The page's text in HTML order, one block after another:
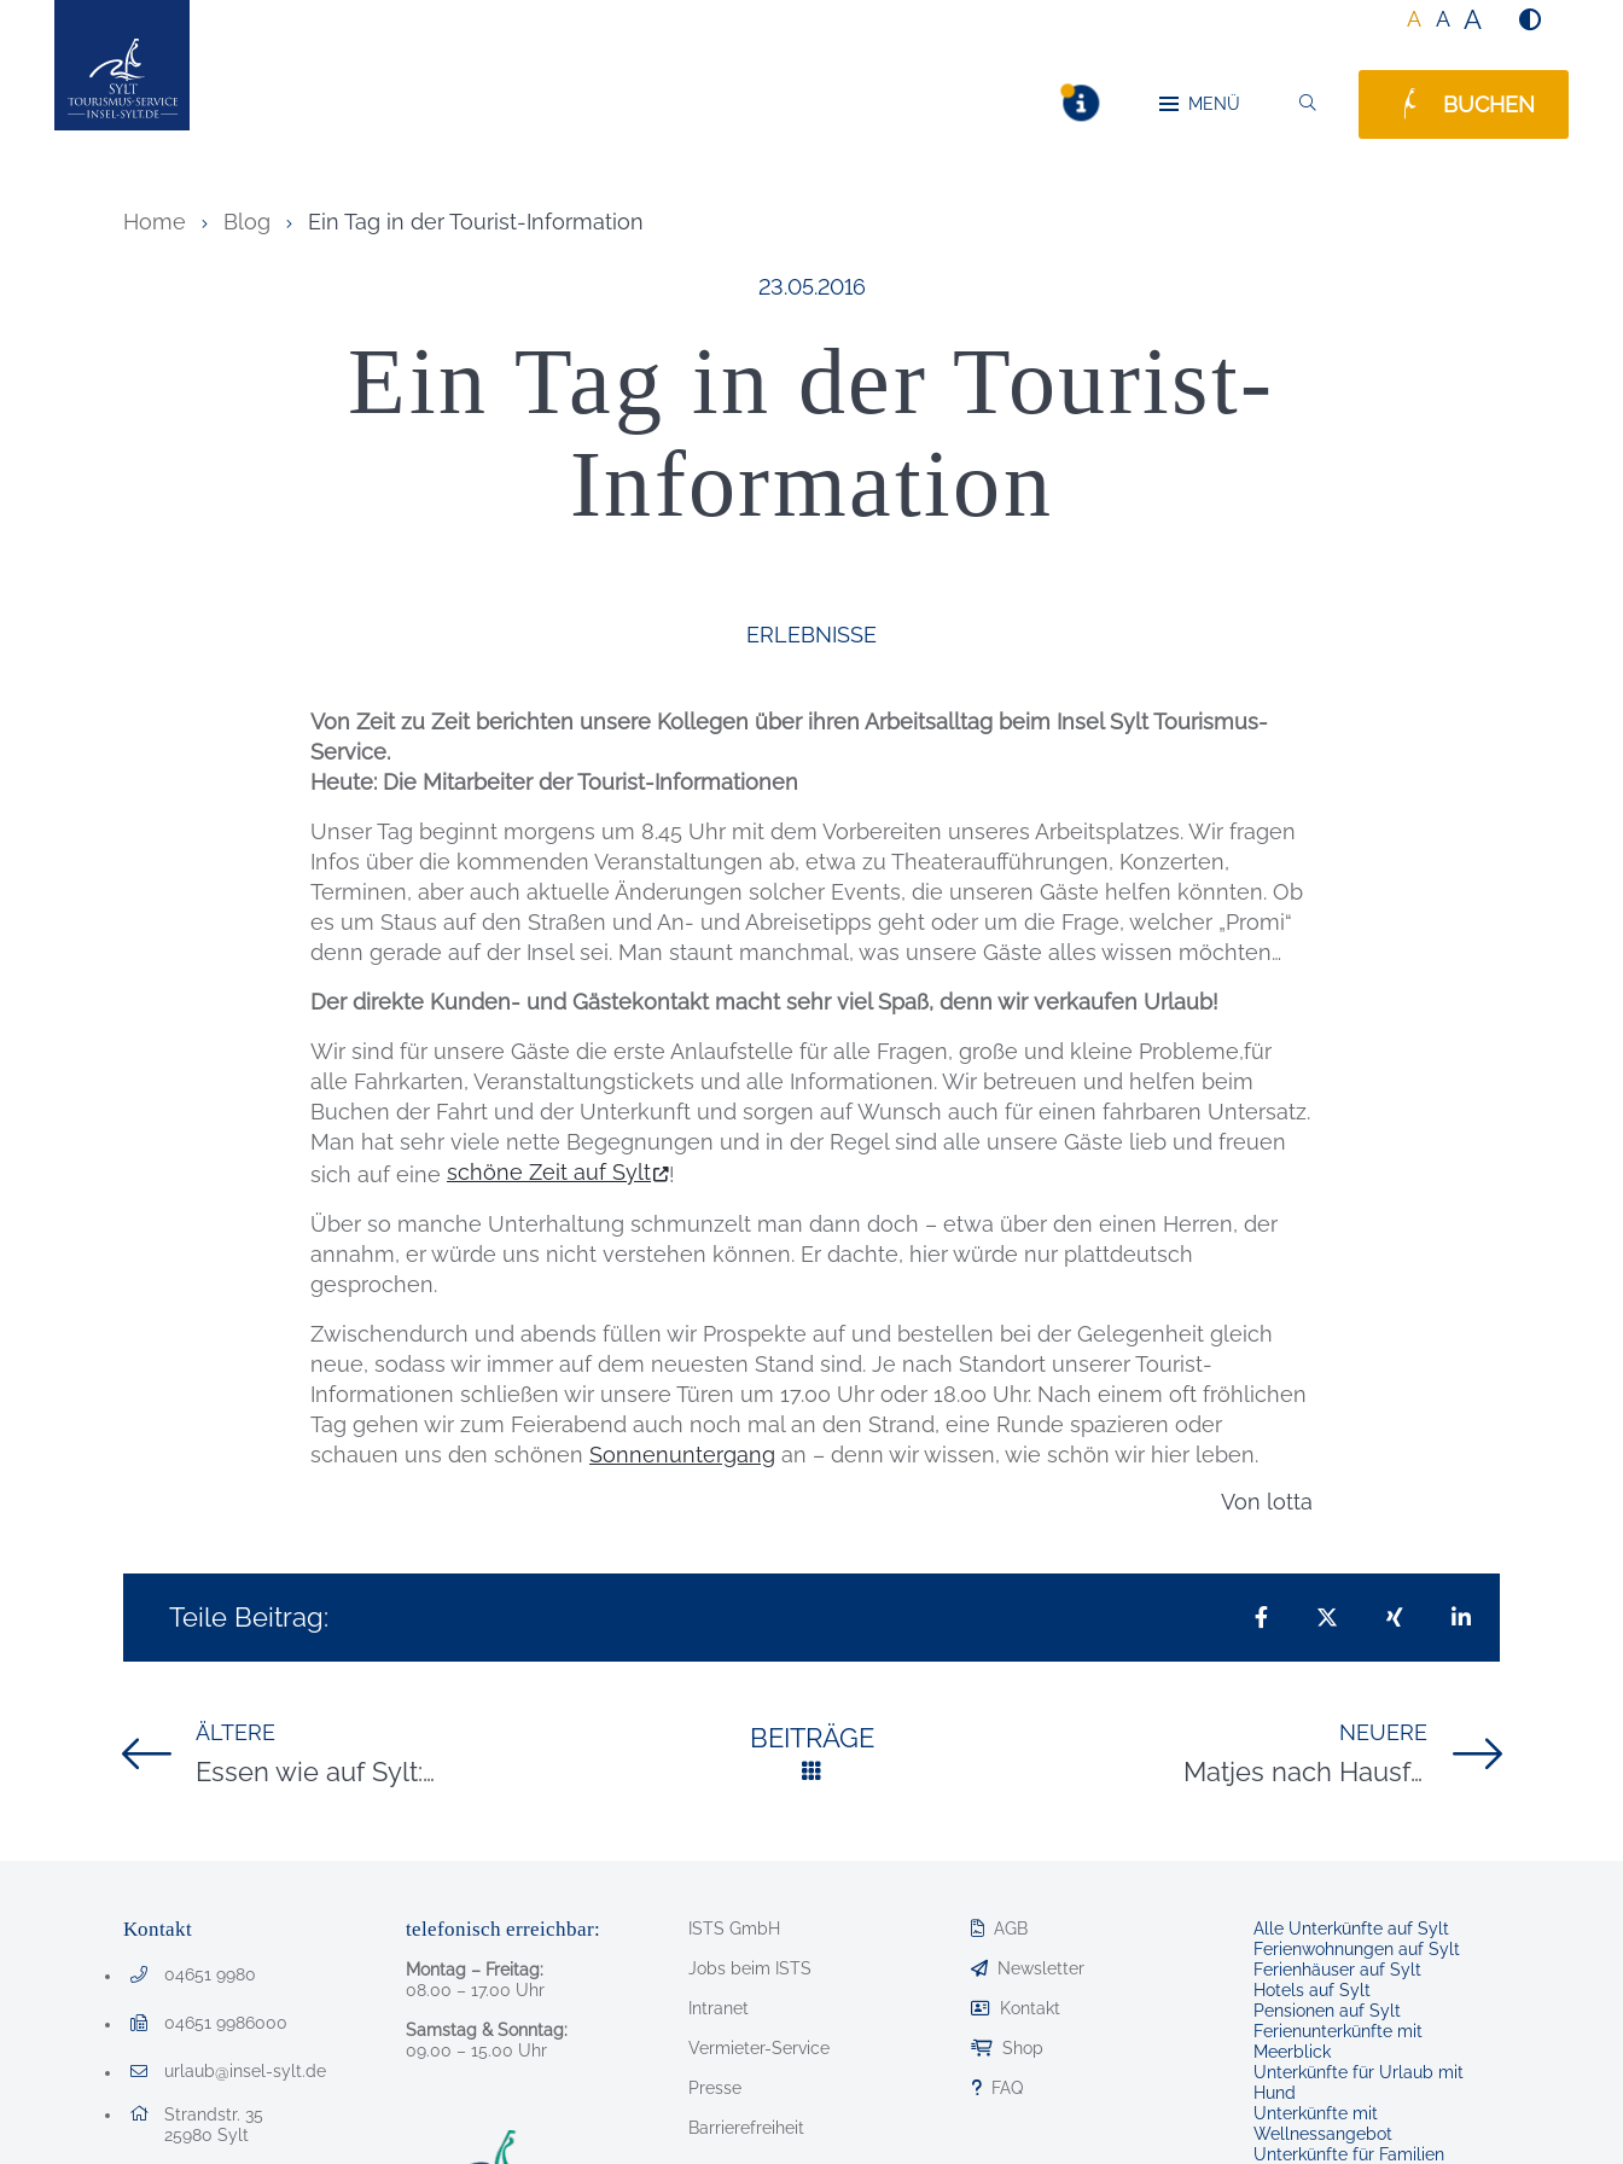
A A A
Insel Sylt MENÜ BUCHEN
Home Blog Ein Tag in der Tourist-Information
Veröffentlicht am:
23.05.2016
Ein Tag in der Tourist-
Information
ERLEBNISSE
Von Zeit zu Zeit berichten unsere Kollegen über ihren Arbeitsalltag beim Insel Sylt Tourismus-
Service.
Heute: Die Mitarbeiter der Tourist-Informationen
Unser Tag beginnt morgens um 8.45 Uhr mit dem Vorbereiten unseres Arbeitsplatzes. Wir fragen
Infos über die kommenden Veranstaltungen ab, etwa zu Theateraufführungen, Konzerten,
Terminen, aber auch aktuelle Änderungen solcher Events, die unseren Gäste helfen könnten. Ob
es um Staus auf den Straßen und An- und Abreisetipps geht oder um die Frage, welcher „Promi“
denn gerade auf der Insel sei. Man staunt manchmal, was unsere Gäste alles wissen möchten…
Der direkte Kunden- und Gästekontakt macht sehr viel Spaß, denn wir verkaufen Urlaub!
Wir sind für unsere Gäste die erste Anlaufstelle für alle Fragen, große und kleine Probleme,für
alle Fahrkarten, Veranstaltungstickets und alle Informationen. Wir betreuen und helfen beim
Buchen der Fahrt und der Unterkunft und sorgen auf Wunsch auch für einen fahrbaren Untersatz.
Man hat sehr viele nette Begegnungen und in der Regel sind alle unsere Gäste lieb und freuen
sich auf eine schöne Zeit auf Sylt
!
Über so manche Unterhaltung schmunzelt man dann doch – etwa über den einen Herren, der
annahm, er würde uns nicht verstehen können. Er dachte, hier würde nur plattdeutsch
gesprochen.
Zwischendurch und abends füllen wir Prospekte auf und bestellen bei der Gelegenheit gleich
neue, sodass wir immer auf dem neuesten Stand sind. Je nach Standort unserer Tourist-
Informationen schließen wir unsere Türen um 17.00 Uhr oder 18.00 Uhr. Nach einem oft fröhlichen
Tag gehen wir zum Feierabend auch noch mal an den Strand, eine Runde spazieren oder
schauen uns den schönen Sonnenuntergang an – denn wir wissen, wie schön wir hier leben.
Von lotta
Teile Beitrag: Teilen auf Facebook
Teilen auf XTeilen auf Xing
Teilen auf
ÄLTERE
Titel für Beitrag
Essen wie auf Sylt: Friesentorte
BEITRÄGE NEUERE
Titel für Beitrag
Matjes nach Hausfrauenart
Kontakt
04651 9980
Telefonnummer: 0 4 6 5 1 9 9 8 0
04651 9986000
Faxnummer: 0 4 6 5 1 9 9 8 6 0 0 0
urlaub@insel-sylt.de
E-Mail Adresse: urlaub@insel-sylt.de
Adresse:
Strandstr. 35
25980 , 2 5 9 8 0
Sylt
telefonisch erreichbar:
Montag – Freitag:
08.00 – 17.00 Uhr
Samstag & Sonntag:
09.00 – 15.00 Uhr
ISTS GmbH
Jobs beim ISTS
Intranet
Vermieter-Service
Presse
Barrierefreiheit
AGB
Newsletter
Kontakt
Shop
FAQ
Alle Unterkünfte auf Sylt
Ferienwohnungen auf Sylt
Ferienhäuser auf Sylt
Hotels auf Sylt
Pensionen auf Sylt
Ferienunterkünfte mit
Meerblick
Unterkünfte für Urlaub mit
Hund
Unterkünfte mit
Wellnessangebot
Unterkünfte für Familien